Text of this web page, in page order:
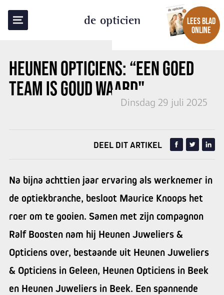
de opticien
LEES BLAD
ONLINE
HEUNEN OPTICIENS: “EEN GOED
TEAM IS GOUD WAARD"
Dinsdag 29 juli 2025
TERUG NAAR OVERZICHT
DEEL DIT ARTIKEL
Na bijna achttien jaar ervaring als werknemer in
de optiekbranche, besloot Maurice Knoops het
roer om te gooien. Samen met zijn compagnon
Ralf Boosten nam hij Heunen Juweliers &
Opticiens over, bestaande uit Heunen Juweliers
& Opticiens in Geleen, Heunen Opticiens in Beek
en Heunen Juweliers in Beek. Een spannende